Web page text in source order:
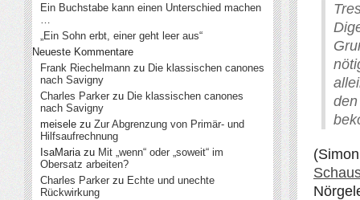
Ein Buchstabe kann einen Unterschied machen
…
„Ein Sohn erbt, einer geht leer aus“
Neueste Kommentare
Frank Riechelmann zu Die klassischen canones
nach Savigny
Charles Parker zu Die klassischen canones
nach Savigny
meisele zu Zur Abgrenzung von Primär- und
Hilfsaufrechnung
IsaMariazu Mit „wenn“ oder „soweit“ im
Obersatz arbeiten?
Charles Parker zu Echte und unechte
Rückwirkung